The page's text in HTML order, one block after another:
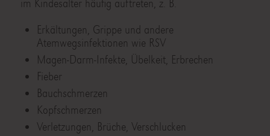
im Kindesalter häufig auftreten, z. B.
Erkältungen, Grippe und andere
Atemwegsinfektionen wie RSV
Magen-Darm-Infekte, Übelkeit, Erbrechen
Fieber
Bauchschmerzen
Kopfschmerzen
Verletzungen, Brüche, Verschlucken